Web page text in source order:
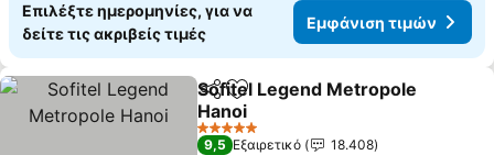
Επιλέξτε ημερομηνίες, για να
δείτε τις ακριβείς τιμές
Εμφάνιση τιμών
Κοινοποίηση
Προσθήκη στα αγαπημένα
Sofitel Legend Metropole
Hanoi
5 Αστέρια
9,5 Εξαιρετικό
18.408